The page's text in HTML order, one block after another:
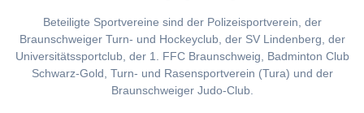
Beteiligte Sportvereine sind der Polizeisportverein, der
Braunschweiger Turn- und Hockeyclub, der SV Lindenberg, der
Universitätssportclub, der 1. FFC Braunschweig, Badminton Club
Schwarz-Gold, Turn- und Rasensportverein (Tura) und der
Braunschweiger Judo-Club.